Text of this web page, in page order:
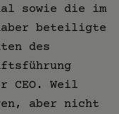
sowie die im
beteiligte
des
CEO. Weil
aber nicht